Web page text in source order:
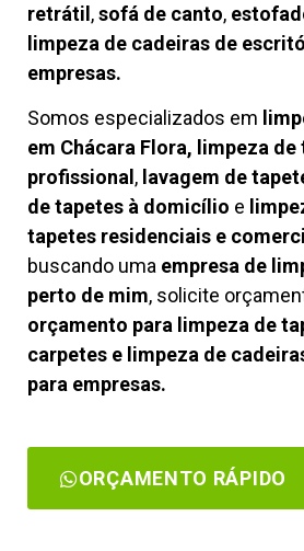
retrátil,sofá de canto,
limpeza de cadeiras de
empresas.
Somos especializados em
em Chácara Flora, limpeza de
profissional , lavagem de
de tapetes à domicílio e
tapetes residenciais e
buscando uma empresa de
perto de mim, solicite
orçamento para limpeza de
carpetes e limpeza de
para empresas.
ORÇAMENTO RÁPIDO